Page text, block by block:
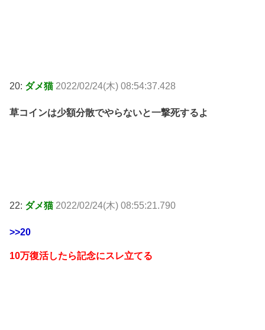
20: ダメ猫 2022/02/24(木) 08:54:37.428
草コインは少額分散でやらないと一撃死するよ
22: ダメ猫 2022/02/24(木) 08:55:21.790
>>20
10万復活したら記念にスレ立てる